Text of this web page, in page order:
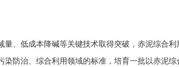
、低成本降碱等关键技术取得突破，赤泥综合
防治、综合利用领域的标准，培育一批以赤泥